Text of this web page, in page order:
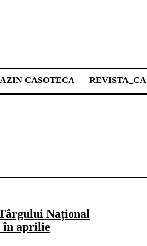
CASOTECA
Național
în aprilie